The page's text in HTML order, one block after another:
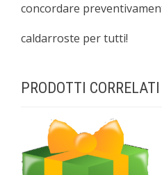
concordare
caldarroste per tutti!
PRODOTTI CORRELATI